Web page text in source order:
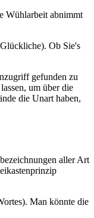
Wühlarbeit abnimmt
Ob Sie's
gefunden zu
um über die
die Unart haben,
aller Art
Man könnte die